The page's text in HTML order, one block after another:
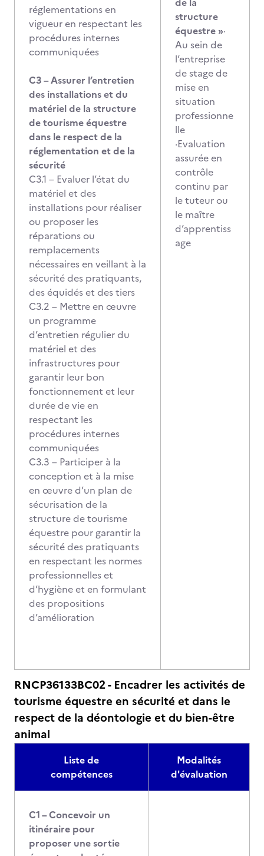
réglementations en
vigueur en respectant les
procédures internes
communiquées
C3 – Assurer l’entretien
des installations et du
matériel de la structure
de tourisme équestre
dans le respect de la
réglementation et de la
sécurité
C3.1 – Evaluer l’état du
matériel et des
installations pour réaliser
ou proposer les
réparations ou
remplacements
nécessaires en veillant à la
sécurité des pratiquants,
des équidés et des tiers
C3.2 – Mettre en œuvre
un programme
d’entretien régulier du
matériel et des
infrastructures pour
garantir leur bon
fonctionnement et leur
durée de vie en
respectant les
procédures internes
communiquées
C3.3 – Participer à la
conception et à la mise
en œuvre d’un plan de
sécurisation de la
structure de tourisme
équestre pour garantir la
sécurité des pratiquants
en respectant les normes
professionnelles et
d’hygiène et en formulant
des propositions
d’amélioration
structure
équestre »·
Au sein de
l’entreprise
de stage de
mise en
situation
professionne
lle
·Evaluation
assurée en
contrôle
continu par
le tuteur ou
le maître
d’apprentiss
age
RNCP36133BC02 - Encadrer les activités de
tourisme équestre en sécurité et dans le
respect de la déontologie et du bien-être
animal
Liste de
compétences
Modalités
d'évaluation
C1 – Concevoir un
itinéraire pour
proposer une sortie